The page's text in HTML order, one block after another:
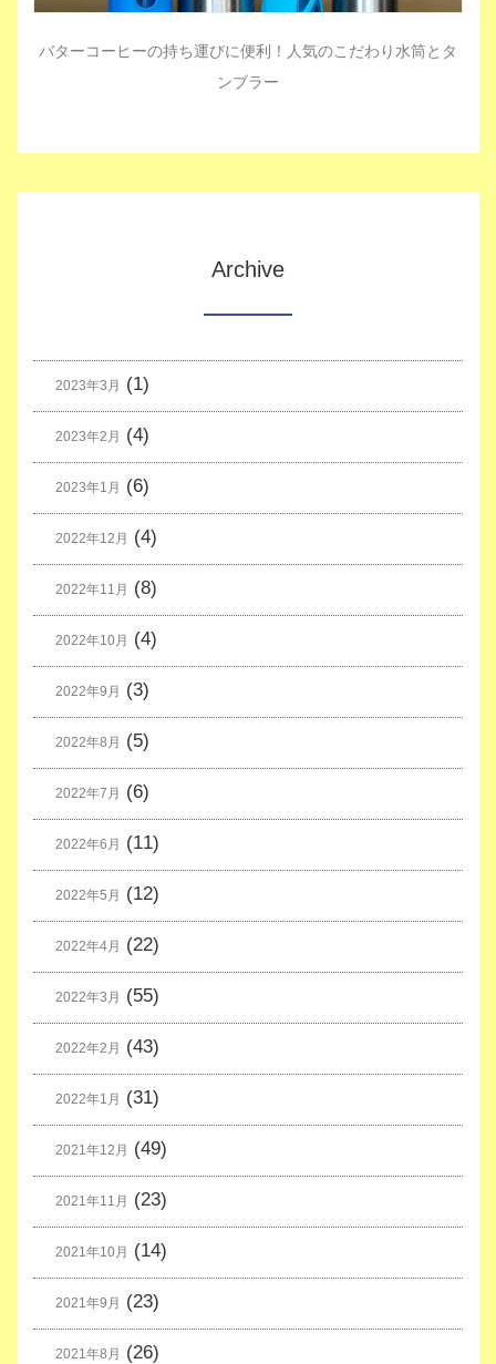
バターコーヒーの持ち運びに便利！人気のこだわり水筒とタ
ンブラー
Archive
2023年3月 (1)
2023年2月 (4)
2023年1月 (6)
2022年12月 (4)
2022年11月 (8)
2022年10月 (4)
2022年9月 (3)
2022年8月 (5)
2022年7月 (6)
2022年6月 (11)
2022年5月 (12)
2022年4月 (22)
2022年3月 (55)
2022年2月 (43)
2022年1月 (31)
2021年12月 (49)
2021年11月 (23)
2021年10月 (14)
2021年9月 (23)
2021年8月 (26)